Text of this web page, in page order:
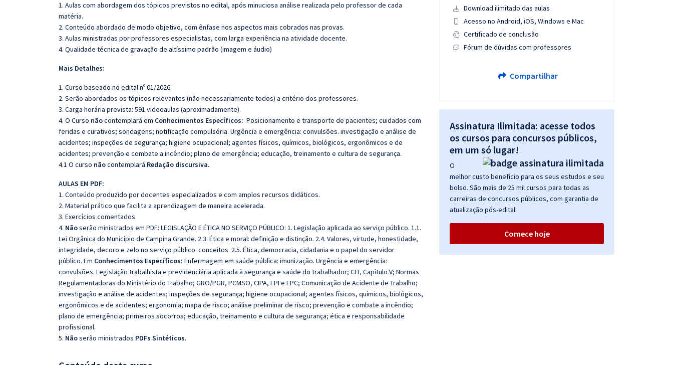
1. Aulas com abordagem dos tópicos previstos no edital, após minuciosa análise realizada pelo professor de cada
matéria.
2. Conteúdo abordado de modo objetivo, com ênfase nos aspectos mais cobrados nas provas.
3. Aulas ministradas por professores especialistas, com larga experiência na atividade docente.
4. Qualidade técnica de gravação de altíssimo padrão (imagem e áudio)
Mais Detalhes:
1. Curso baseado no edital nº 01/2026.
2. Serão abordados os tópicos relevantes (não necessariamente todos) a critério dos professores.
3. Carga horária prevista: 591 videoaulas (aproximadamente).
4. O Curso nãocontemplará em Conhecimentos Específicos: Posicionamento e transporte de pacientes; cuidados com
feridas e curativos; sondagens; notificação compulsória. Urgência e emergência: convulsões. investigação e análise de
acidentes; inspeções de segurança; higiene ocupacional; agentes físicos, químicos, biológicos, ergonômicos e de
acidentes; prevenção e combate a incêndio; plano de emergência; educação, treinamento e cultura de segurança.
4.1 O curso nãocontemplará Redação discursiva.
AULAS EM PDF:
1. Conteúdo produzido por docentes especializados e com amplos recursos didáticos.
2. Material prático que facilita a aprendizagem de maneira acelerada.
3. Exercícios comentados.
4. Nãoserão ministrados em PDF: LEGISLAÇÃO E ÉTICA NO SERVIÇO PÚBLICO: 1. Legislação aplicada ao serviço público. 1.1.
Lei Orgânica do Município de Campina Grande. 2.3. Ética e moral: definição e distinção. 2.4. Valores, virtude, honestidade,
integridade, decoro e zelo no serviço público: conceitos. 2.5. Ética, democracia, cidadania e o papel do servidor
público. Em Conhecimentos Específicos: Enfermagem em saúde pública: imunização. Urgência e emergência:
convulsões. Legislação trabalhista e previdenciária aplicada à segurança e saúde do trabalhador; CLT, Capítulo V; Normas
Regulamentadoras do Ministério do Trabalho; GRO/PGR, PCMSO, CIPA, EPI e EPC; Comunicação de Acidente de Trabalho;
investigação e análise de acidentes; inspeções de segurança; higiene ocupacional; agentes físicos, químicos, biológicos,
ergonômicos e de acidentes; ergonomia; mapa de risco; análise preliminar de risco; prevenção e combate a incêndio;
plano de emergência; primeiros socorros; educação, treinamento e cultura de segurança; ética e responsabilidade
profissional.
5. Nãoserão ministrados PDFs Sintéticos.
Download ilimitado das aulas
Acesso no Android, iOS, Windows e Mac
Certificado de conclusão
Fórum de dúvidas com professores
Compartilhar
Assinatura Ilimitada: acesse todos
os cursos para concursos públicos,
em um só lugar!
O
melhor custo benefício para os seus estudos e seu
bolso. São mais de 25 mil cursos para todas as
carreiras de concursos públicos, com garantia de
atualização pós-edital.
Comece hoje